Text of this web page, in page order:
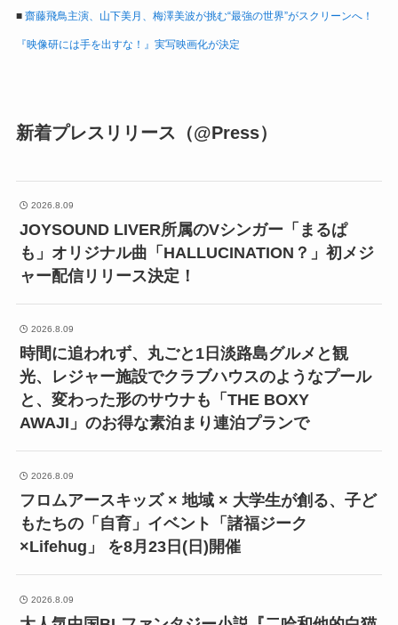
■ 齋藤飛鳥主演、山下美月、梅澤美波が挑む“最強の世界”がスクリーンへ！
『映像研には手を出すな！』実写映画化が決定
新着プレスリリース（@Press）
2026.8.09
JOYSOUND LIVER所属のVシンガー「まるぱ
も」オリジナル曲「HALLUCINATION？」初メジ
ャー配信リリース決定！
2026.8.09
時間に追われず、丸ごと1日淡路島グルメと観
光、レジャー施設でクラブハウスのようなプール
と、変わった形のサウナも「THE BOXY
AWAJI」のお得な素泊まり連泊プランで
2026.8.09
フロムアースキッズ × 地域 × 大学生が創る、子ど
もたちの「自育」イベント「諸福ジーク
×Lifehug」 を8月23日(日)開催
2026.8.09